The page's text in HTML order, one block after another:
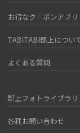
お得なクーポンアプリ
TABITABI郡上につい
よくある質問
郡上フォトライブラリ
各種お問い合わせ